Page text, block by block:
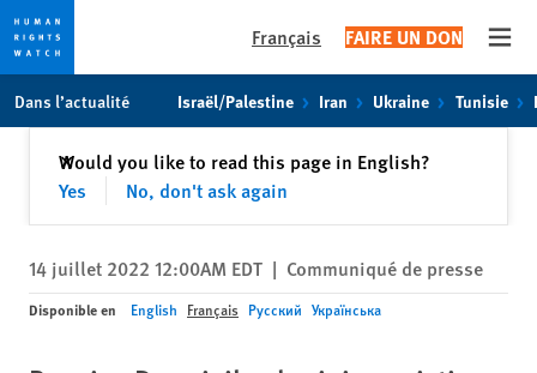
toto
content
Français FAIRE UN DON
Dans l’actualité Israël/Palestine Iran Ukraine Tunisie
Would you like to read this page in English?
Yes
No, don't ask again
✕Fermer
14 juillet 2022 12:00AM EDT | Communiqué de presse
Disponible en English Français Русский Українська